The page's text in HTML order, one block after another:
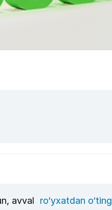
avval ro‘yxatdan o‘ting